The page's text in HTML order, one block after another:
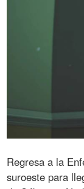
Regresa a la
suroeste para